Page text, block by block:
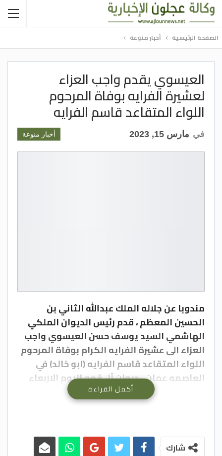
الصفحة الرئيسية أخبار منوعة
العيسوي يقدم واجب العزاء
لعشيرة الفرايه بوفاة المرحوم
اللواء المتقاعد قاسم الفرايه
أخبار منوعة في مارس 15, 2023
مندوبا عن جلاله الملك عبدالله الثاني بن
الحسين المعظم ، قدم رئيس الديوان الملكي
الهاشمي السيد يوسف حسن العيسوي واجب
العزاء الى عشيرة الفرايه الكرام بوفاة المرحوم
اللواء المتقاعد قاسم الفرايه (ابو خالد) في
العاصمه عمان_ ديوان آل قمو اليوم الاربعاء
أكمل القراءة
شارك